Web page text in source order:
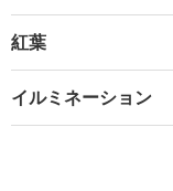
紅葉
イルミネーション